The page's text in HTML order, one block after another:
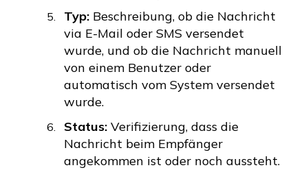
Typ: Beschreibung, ob die Nachricht
via E-Mail oder SMS versendet
wurde, und ob die Nachricht manuell
von einem Benutzer oder
automatisch vom System versendet
wurde.
Status: Verifizierung, dass die
Nachricht beim Empfänger
angekommen ist oder noch aussteht.